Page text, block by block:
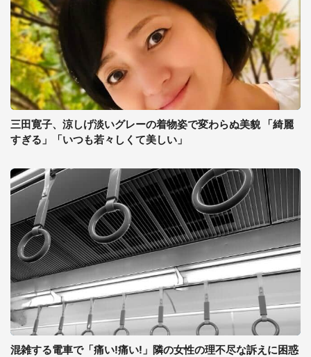
三田寛子、涼しげ淡いグレーの着物姿で変わらぬ美貌 「綺麗
すぎる」「いつも若々しくて美しい」
混雑する電車で「痛い!痛い!」隣の女性の理不尽な訴えに困惑